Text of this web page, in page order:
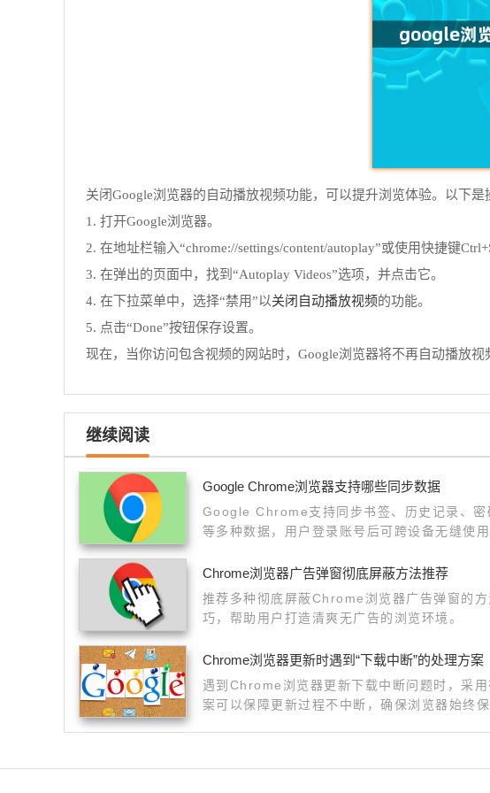
关闭Google浏览器的自动播放视频功能，可以提升浏览体验。以下是
1. 打开Google浏览器。
2. 在地址栏输入“chrome://settings/content/autoplay”或使用快捷键
3. 在弹出的页面中，找到“Autoplay Videos”选项，并点击它。
4. 在下拉菜单中，选择“禁用”以关闭自动播放视频的功能。
5. 点击“Done”按钮保存设置。
现在，当你访问包含视频的网站时，Google浏览器将不再自动播放视
继续阅读
Google Chrome浏览器支持哪些同步数据
Google Chrome支持同步书签、历史记录、密
等多种数据，用户登录账号后可跨设备无缝使用
Chrome浏览器广告弹窗彻底屏蔽方法推荐
推荐多种彻底屏蔽Chrome浏览器广告弹窗的方
巧，帮助用户打造清爽无广告的浏览环境。
Chrome浏览器更新时遇到“下载中断”的处理方案
遇到Chrome浏览器更新下载中断问题时，采
案可以保障更新过程不中断，确保浏览器始终保